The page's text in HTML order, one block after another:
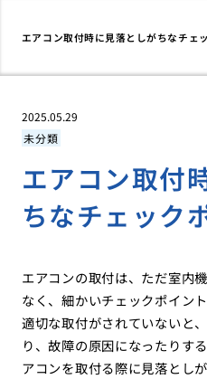
エアコン取付時に見落としがちなチェ
2025.05.29
未分類
エアコン取付
ちなチェック
エアコンの取付は、ただ室内
なく、細かいチェックポイン
適切な取付がされていないと
り、故障の原因になったりす
アコンを取付る際に見落とし